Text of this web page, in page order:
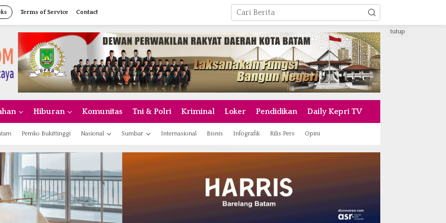
Terms of Service Contact
Hiburan Komunitas Tni & Polri Kriminal Loker Pendidikan Daily Kepri TV
Pemko Bukittinggi Nasional Sumbar Internasional Bisnis Infografik Rilis Pers Opini
tutup